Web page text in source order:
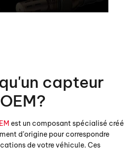
capteur
est un composant spécialisé créé
d’origine pour correspondre
de votre véhicule. Ces